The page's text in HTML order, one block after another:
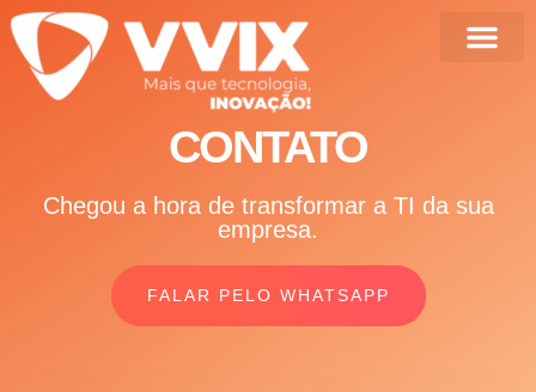
CONTATO
Chegou a hora de transformar a TI da sua
empresa.
FALAR PELO WHATSAPP